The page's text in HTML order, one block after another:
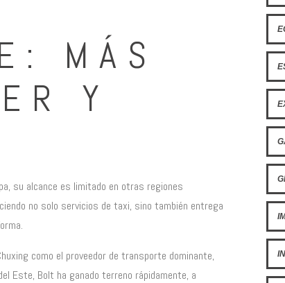
MÁS
Y
su alcance es limitado en otras regiones
no solo servicios de taxi, sino también entrega
como el proveedor de transporte dominante,
Este, Bolt ha ganado terreno rápidamente, a